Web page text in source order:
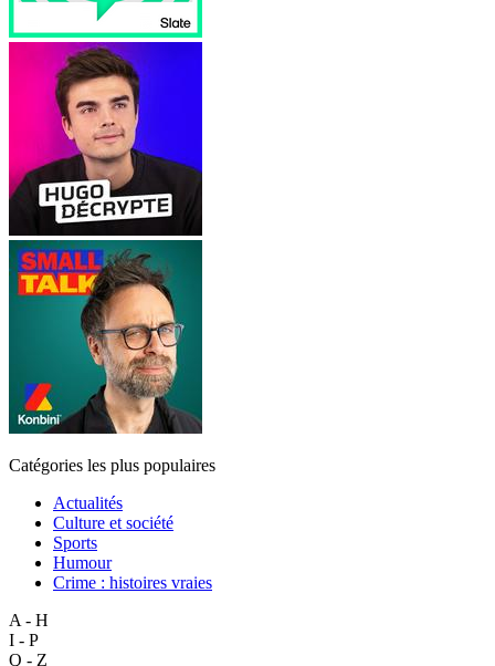
Catégories les plus populaires
Actualités
Culture et société
Sports
Humour
Crime : histoires vraies
A - H
I - P
Q - Z